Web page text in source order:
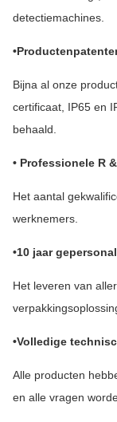
detectiemachines.
Bijna al onze
certificaat, IP65 en
behaald.
• Professionele R
Het aantal
werknemers.
•10 jaar
Het leveren van
•Volledige
Alle producten
en alle vragen